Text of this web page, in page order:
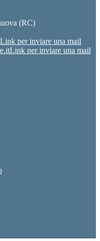
(RC)
Link per inviare una mail
Link per inviare una mail